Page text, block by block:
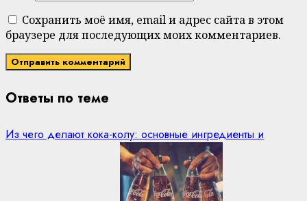
Сохранить моё имя, email и адрес сайта в этом
браузере для последующих моих комментариев.
Ответы по теме
Из чего делают кока-колу: основные ингредиенты и